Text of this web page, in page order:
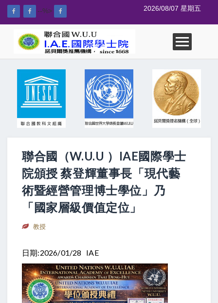
--%> 2026/08/07 星期五
聯合國（W.U.U ）IAE國際學士
院頒授 蔡登輝董事長「現代藝
術暨經營管理博士學位」乃
「國家層級價值定位」
教授
日期:2026/01/28 IAE